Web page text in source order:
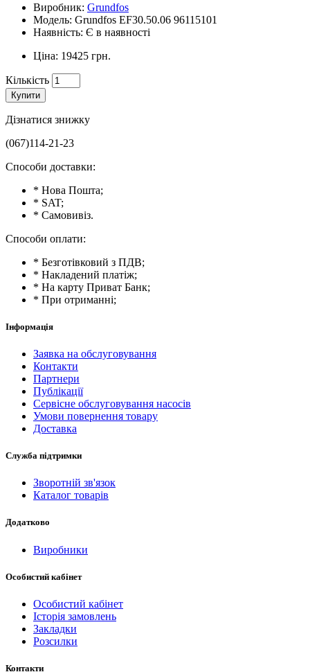
Виробник: Grundfos
Модель: Grundfos EF30.50.06 96115101
Наявність: Є в наявності
Ціна: 19425 грн.
Кількість
Купити
Дізнатися знижку
(067)114-21-23
Способи доставки:
* Нова Пошта;
* SAT;
* Самовивіз.
Способи оплати:
* Безготівковий з ПДВ;
* Накладений платіж;
* На карту Приват Банк;
* При отриманні;
Інформація
Заявка на обслуговування
Контакти
Партнери
Публікації
Сервісне обслуговування насосів
Умови повернення товару
Доставка
Служба підтримки
Зворотній зв'язок
Каталог товарів
Додатково
Виробники
Особистий кабінет
Особистий кабінет
Історія замовлень
Закладки
Розсилки
Контакти